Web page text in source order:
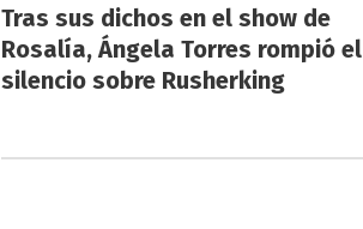
Tras sus dichos en el show de
Rosalía, Ángela Torres rompió el
silencio sobre Rusherking